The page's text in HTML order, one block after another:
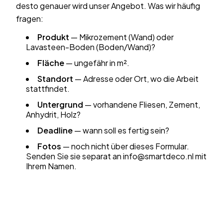
desto genauer wird unser Angebot. Was wir häufig
fragen:
Produkt — Mikrozement (Wand) oder
Lavasteen-Boden (Boden/Wand)?
Fläche— ungefähr in m².
Standort — Adresse oder Ort, wo die Arbeit
stattfindet.
Untergrund — vorhandene Fliesen, Zement,
Anhydrit, Holz?
Deadline— wann soll es fertig sein?
Fotos — noch nicht über dieses Formular.
Senden Sie sie separat an info@smartdeco.nl mit
Ihrem Namen.